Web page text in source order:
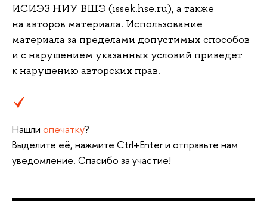
ИСИЭЗ НИУ ВШЭ (issek.hse.ru), а также
на авторов материала. Использование
материала за пределами допустимых способов
и с нарушением указанных условий приведет
к нарушению авторских прав.
Нашли опечатку?
Выделите её, нажмите Ctrl+Enter и отправьте нам
уведомление. Спасибо за участие!